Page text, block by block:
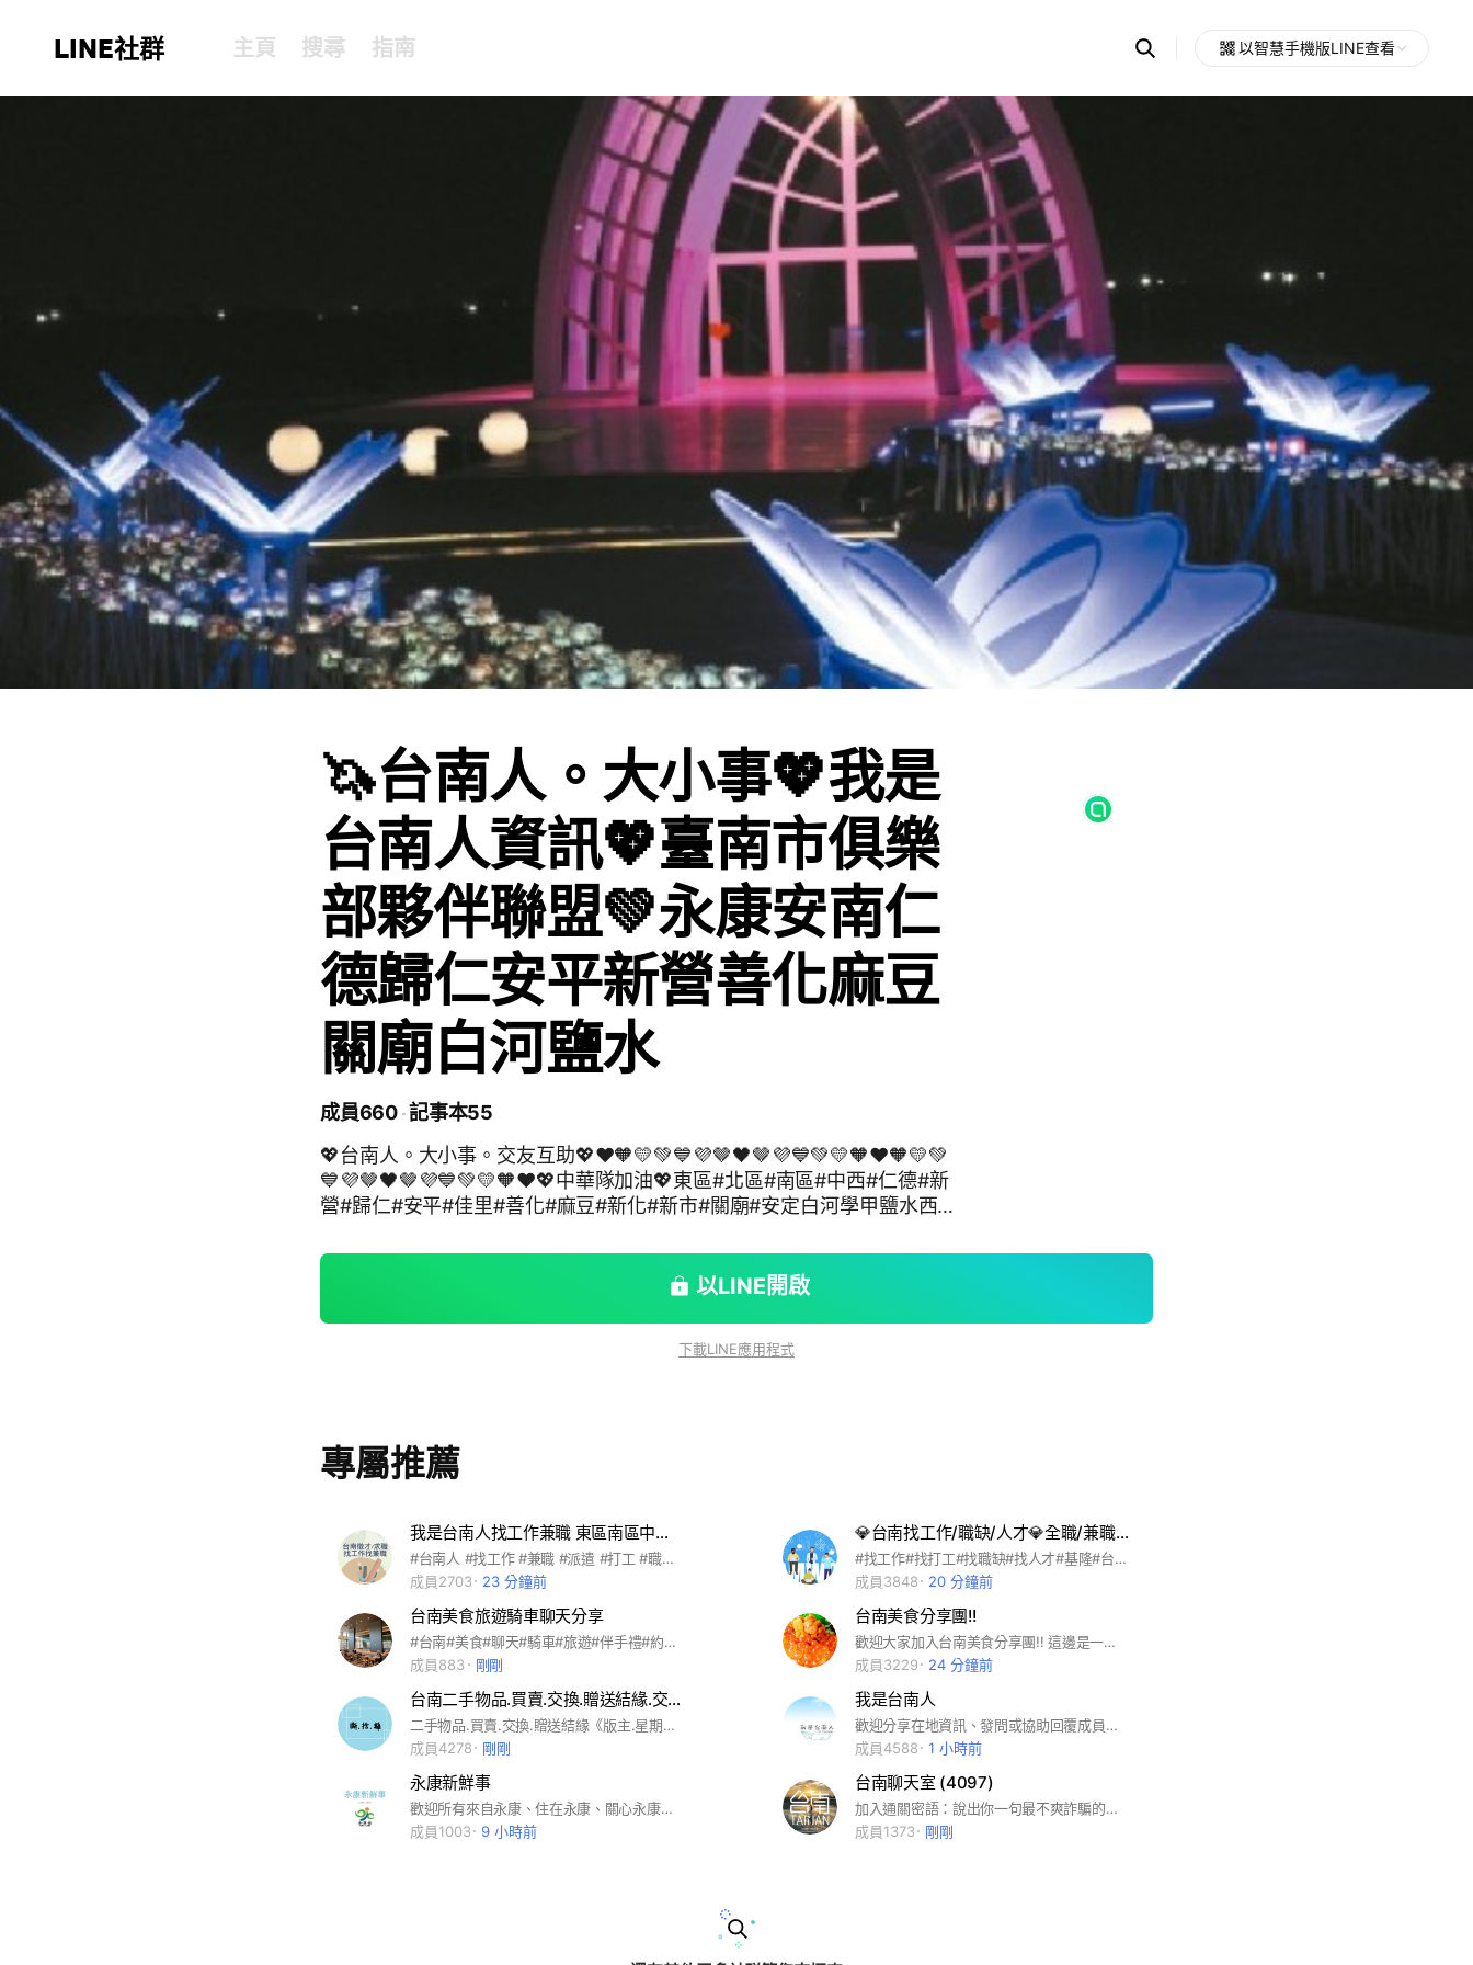
LINE社群 主頁 搜尋 指南 Search
OpenChats
messages
search
以智慧手機版LINE查看
🦄台南人。大小事💖我是
台南人資訊💖臺南市俱樂
部夥伴聯盟💚永康安南仁
德歸仁安平新營善化麻豆
關廟白河鹽水
成員660 記事本55
💖台南人。大小事。交友互助💖❤🧡💛💚💙💜🤎🖤🤎💜💙💚💛🧡❤🧡💛💚
💙💜🤎🖤🤎💜💙💚💛🧡❤💖中華隊加油💖東區#北區#南區#中西#仁德#新
營#歸仁#安平#佳里#善化#麻豆#新化#新市#關廟#安定白河學甲鹽水西
崎台北人台北市新北市美食人力互助交友聊天疫苗疫情新冠肺炎武漢肺炎
漁港店家門市全家costco好市多7-11便利商店藥妝康是美屈臣氏寶雅全聯
合夜市東大夜市超市傳統菜市場果菜市場環南市場西門町萬華萬華人大安
店安坑深坑汐止汐止人貢寮鶯歌蘆洲蘆洲人石門三芝烏來平溪坪林瑞芳金
山萬里石碇桃園桃園市中壢內壢楊梅龜山新竹新竹市大安區中正區信義文
和區永和區土城區林口新莊區泰山區三重區山峽區八里淡水五股新店安坑
深坑桃園桃園市龜山中壢內壢楊梅新竹新竹市竹科竹北竹南笑話梗圖愛情
美麗攝影絲襪美圖美景拍攝網紅韓系手機流行時尚潮流韓星綜藝韓國交友
聊天交流美女女神女生模特兒開團打卡秘境分享修圖熱門景點團購工程師/
愛好毛孩疫情彩妝讀書會學習旅行飯店旅館直播蘋果校友公仔代購團購中
華職棒中職分享吃貨副食品減肥美食追劇股票米其林追劇股票股市台積電
好愛好自行車單車潛水露營登山釣魚NBA健身籃球棒球MLB足球兔子毛孩
貓咪柴犬貴賓傳說對決手遊/遊戲討論球鞋精品美甲服飾彩妝保養海賊王角
色webtoon甜點美食/銅板美食吃貨米其林民宿環島景點/民宿景點追劇日
劇/韓劇美劇家長/功課校友社團/筆記/老師大學高中好市多老師知識工程師
前端/手機家電心事愛情/交心談心研究所/育兒親子童裝新手媽咪新手媽咪
轉學求職求學面試外送/上班族房市理財信用卡存錢/門市創業同業/團購夥
以LINE開啟
下載LINE應用程式
專屬推薦
我是台南人找工作兼職 東區南區中西區北區 安南安平新營麻豆 七股永康安定柳營 官田新市善化南化
#台南人 #找工作 #兼職 #派遣 #打工 #職缺 #徵才 #徵人 #求職 #賺錢 #日領 #周領 #東區 #南區 #台南 #中西區 #北區 #安南 #安平 #新營 #麻豆 #七股 #永康 #安定 #柳營 #官田 #新市 #善化 #南化 #山上 #仁德 #歸仁 #新化 #鹽水 鹽水、白河、、後壁、東山、下營、六甲、、大內、佳里、學甲、西港、、將軍、北門、玉井、楠西、、左鎮、關廟、龍崎 🚨 免責聲明：本社群僅為提供信息交流的平台，對於任何在此發布的招聘信息之真實性、合法性或準確性不負任何責任。請求職者在應對招聘信息時，務必自行核實並保持警覺，避免洩露個人敏感信息或財務資料。因信任招聘信息而產生的任何損失或損害，本社群及其管理者概不負責。
成員2703
23 分鐘前
💎台南找工作/職缺/人才💎全職/兼職/派遣/約聘/工讀/實習/打工/外包/家教/義工/志工/社工
#找工作#找打工#找職缺#找人才#基隆#台北#新北#桃園#新竹#苗栗#台中#彰化#雲林#嘉義#台南#高雄#屏東#台東#花蓮#宜蘭#金門#澎湖#馬祖#南投#求職#進修#住家#遠端#出差#外派#日領#週領#月領#預支#現金#匯款#電商#團購#星座#交友#心情#遊戲#學習#政治#軟體#設計#程式#餐飲#陪玩#陪讀#保母#家庭#語言#斜槓#創業#夥伴#外送#外賣#代工#聊天#商業#美食#興趣#電影#免費#專長#專業#技能#動漫#動畫#漫畫#繪圖#賺錢#投資#生活#音樂#樂器#運動#健身#旅遊#人力#大學#上班#宣傳社群#刊登廣告#疫情#疫苗#直播#金融#親子#美容#美髮#美甲#美妝#清潔工#臨時工#搬運工#粗工
成員3848
20 分鐘前
台南美食旅遊騎車聊天分享
#台南#美食#聊天#騎車#旅遊#伴手禮#約吃飯#分享#團購#餐廳
成員883
剛剛
台南美食分享團!!
歡迎大家加入台南美食分享團!! 這邊是一個讓大家討論台南美食的地方.你可以在留言串跟大家分享你知道的美食.並且討論. 要打自家的廣告.還請貼在記事本上.並告知大家.請大家去記事本看即可!!
成員3229
24 分鐘前
台南二手物品.買賣.交換.贈送結緣.交流群組
二手物品.買賣.交換.贈送結緣《版主.星期天Tina》
成員4278
剛剛
我是台南人
歡迎分享在地資訊、發問或協助回覆成員問題。 ⛔禁止買賣、廣告、拉人、引流、歧視、罵髒話、人身攻擊、散佈股票、違法或色情訊息 加入後先去看記事本裡的社群公約，避免違規被踢喔! 有社群、社團規定問題，請聯繫台南小幫手提問 LINE ID：@710hbpcu 請先加入台南社團： 👉我是台南人 https://reurl.cc/bl4q13 👉台南房屋買賣 http://goo.gl/Js9kAP
成員4588
1 小時前
永康新鮮事
歡迎所有來自永康、住在永康、關心永康地方大小事的鄉親朋友們一起加入本社群。讓我們一起努力，讓永康成為更繁榮、更進步、更宜居的幸福城市！ #最新訊息 #在地達人 #店家介紹 #好物分享 #旅遊景點 #美食推薦 #永康有愛友愛永康 🌟請注意： 本社群有駐版市議員、律師、警察，還有輪值管理群，請賭博、詐騙、色情等非法廣告人員審慎申請入群，若有非法一律移送法辦。
成員1003
9 小時前
台南聊天室 (4097)
加入通關密語：說出你一句最不爽詐騙的話; 我先示範：詐騙愛吃屎，腦殘愛推股票，畜牲才作詐騙。 歡迎分享在地資訊、發問或協助回覆成員問題。 ⛔禁止買賣、廣告、拉人、引流、歧視、罵髒話、人身攻擊、散佈股票、違法或色情訊息 加入後先去看記事本裡的社群公約，避免違規被踢喔! 有社群、社團規定問題，請聯繫小幫手提問 LINE ID：@710hbpcu
成員1373
剛剛